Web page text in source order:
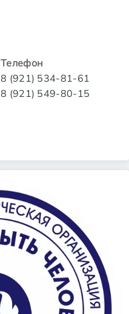
Телефон
8 (921) 534-81-61
8 (921) 549-80-15